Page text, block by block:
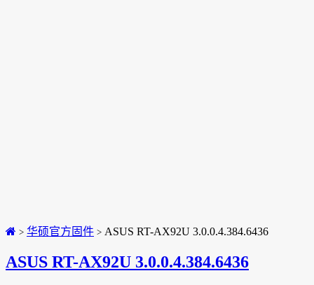
> 华硕官方固件 > ASUS RT-AX92U 3.0.0.4.384.6436
ASUS RT-AX92U 3.0.0.4.384.6436